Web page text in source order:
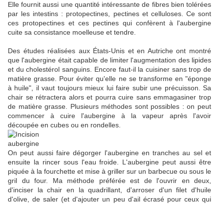
Elle fournit aussi une quantité intéressante de fibres bien tolérées
par les intestins : protopectines, pectines et celluloses. Ce sont
ces protopectines et ces pectines qui confèrent à l'aubergine
cuite sa consistance moelleuse et tendre.
Des études réalisées aux États-Unis et en Autriche ont montré
que l'aubergine était capable de limiter l'augmentation des lipides
et du cholestérol sanguins. Encore faut-il la cuisiner sans trop de
matière grasse. Pour éviter qu'elle ne se transforme en "éponge
à huile", il vaut toujours mieux lui faire subir une précuisson. Sa
chair se rétractera alors et pourra cuire sans emmagasiner trop
de matière grasse. Plusieurs méthodes sont possibles : on peut
commencer à cuire l'aubergine à la vapeur après l'avoir
découpée en cubes ou en rondelles.
On peut aussi faire dégorger l'aubergine en tranches au sel et
ensuite la rincer sous l'eau froide. L'aubergine peut aussi être
piquée à la fourchette et mise à griller sur un barbecue ou sous le
gril du four. Ma méthode préférée est de l'ouvrir en deux,
d'inciser la chair en la quadrillant, d'arroser d'un filet d'huile
d'olive, de saler (et d'ajouter un peu d'ail écrasé pour ceux qui